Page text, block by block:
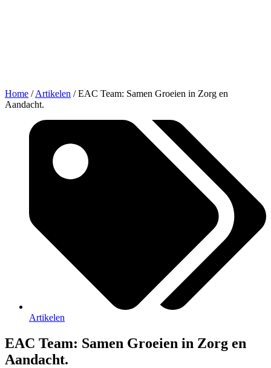
Home /Artikelen /EAC Team: Samen Groeien in Zorg en
Aandacht.
Artikelen
EAC Team: Samen Groeien in Zorg en
Aandacht.